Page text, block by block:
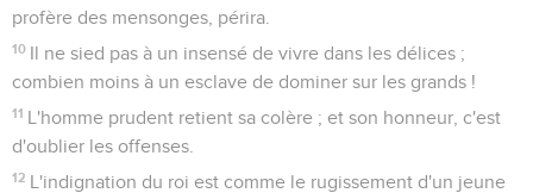
profère des mensonges, périra.
10 Il ne sied pas à un insensé de vivre dans les délices ;
combien moins à un esclave de dominer sur les grands !
11 L'homme prudent retient sa colère ; et son honneur, c'est
d'oublier les offenses.
12 L'indignation du roi est comme le rugissement d'un jeune